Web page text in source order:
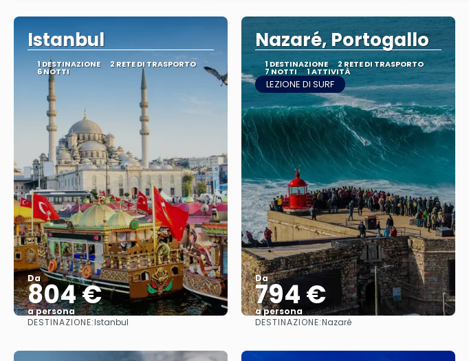
Istanbul
1 DESTINAZIONE 2 RETE DI TRASPORTO
6 NOTTI
Da
804 €
a persona
Vedere
DESTINAZIONE:Istanbul
Nazaré, Portogallo
1 DESTINAZIONE 2 RETE DI TRASPORTO
7 NOTTI 1 ATTIVITÀ
LEZIONE DI SURF
Da
794 €
a persona
Vedere
DESTINAZIONE:Nazaré